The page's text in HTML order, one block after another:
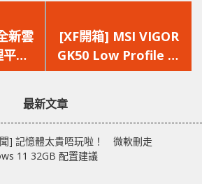
新雲
台
一
篇
文
[XF開箱] MSI VIGOR
GK50 Low Profile 短
軸設計 幻彩燈效熱鍵切
最新文章
] 記憶體太貴唔玩啦！ 微軟刪走
11 32GB 配置建議